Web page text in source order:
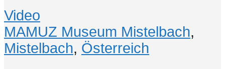
Video
MAMUZ Museum Mistelbach,
Mistelbach, Österreich